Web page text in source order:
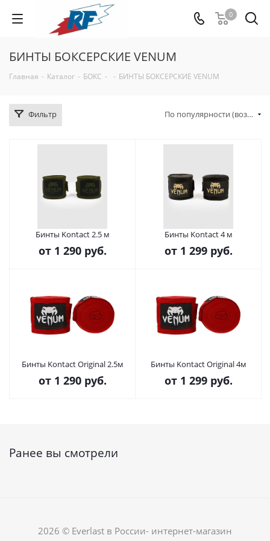
0
БИНТЫ БОКСЕРСКИЕ VENUM
Главная - Каталог - БОКС - - БИНТЫ БОКСЕРСКИЕ VENUM
Фильтр По популярности (возрастание)
Бинты Kontact 2.5 м
от 1 290 руб.
Бинты Kontact 4 м
от 1 299 руб.
Бинты Kontact Original 2.5м
от 1 290 руб.
Бинты Kontact Original 4м
от 1 299 руб.
Ранее вы смотрели
2026 © Everlast в России- интернет-магазин